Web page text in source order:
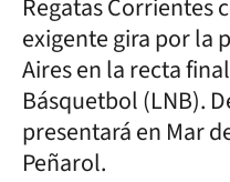
Regatas Corrientes
exigente gira por la
Aires en la recta
Básquetbol (LNB).
presentará en Mar
Peñarol.